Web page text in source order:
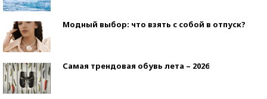
Модный выбор: что взять с собой в отпуск?
Самая трендовая обувь лета – 2026